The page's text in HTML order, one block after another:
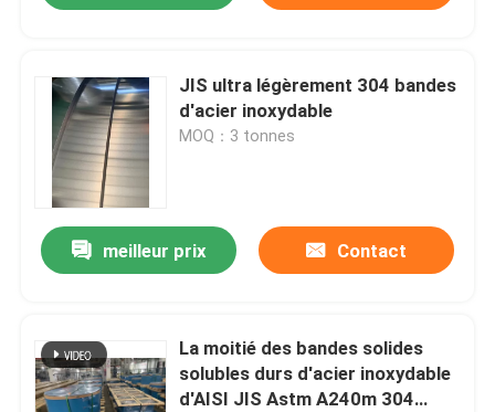
JIS ultra légèrement 304 bandes
d'acier inoxydable
MOQ：3 tonnes
meilleur prix Contact
La moitié des bandes solides
solubles durs d'acier inoxydable
d'AISI JIS Astm A240m 304